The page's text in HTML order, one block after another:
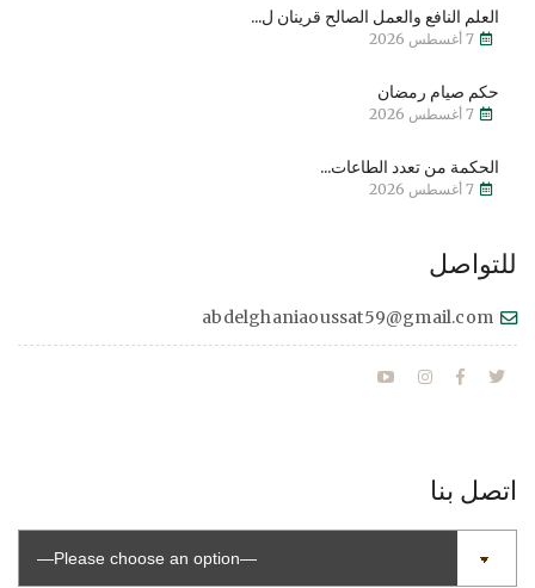
العلم النافع والعمل الصالح قرينان ل...
7 أغسطس 2026
حكم صيام رمضان
7 أغسطس 2026
الحكمة من تعدد الطاعات...
7 أغسطس 2026
للتواصل
abdelghaniaoussat59@gmail.com
اتصل بنا